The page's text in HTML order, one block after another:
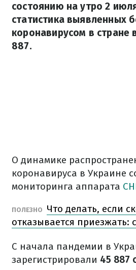
состоянию на утро 2
статистика выявленных
коронавирусом в стране
887.
О динамике
коронавируса в Украине
мониторинга аппарата
ПОЛЕЗНО
Что делать, если
отказывается приезжать:
С начала пандемии в
зарегистрировали 45 887